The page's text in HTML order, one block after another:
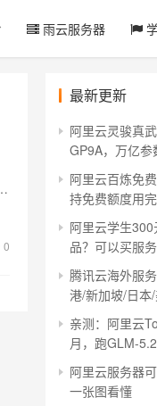
雨云服务器
0
最新更新
阿里云灵骏真
GP9A，万亿参
阿里云百炼免
持免费额度用
阿里云学生
品？可以买服
腾讯云海外服
港/新加坡/日本
亲测：阿里云
月，跑GLM-
阿里云服务器
一张图看懂